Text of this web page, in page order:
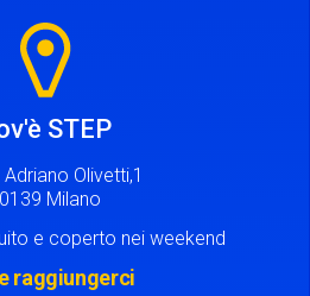
STEP
Olivetti,1
Milano
e coperto nei weekend
raggiungerci